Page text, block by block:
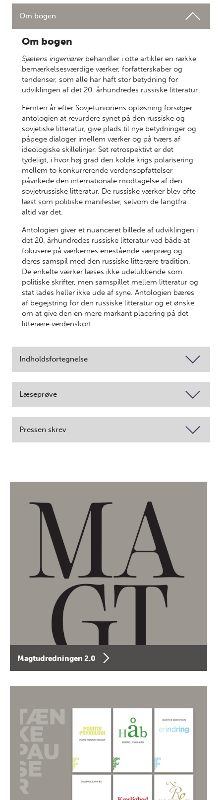
Om bogen
Om bogen
Sjælens ingeniørerbehandler i otte artikler en række
bemærkelsesværdige værker, forfatterskaber og
tendenser, som alle har haft stor betydning for
udviklingen af det 20. århundredes russiske litteratur.
Femten år efter Sovjetunionens opløsning forsøger
antologien at revurdere synet på den russiske og
sovjetiske litteratur, give plads til nye betydninger og
påpege dialoger imellem værker og på tværs af
ideologiske skillelinjer. Set retrospektivt er det
tydeligt, i hvor høj grad den kolde krigs polarisering
mellem to konkurrerende verdensopfattelser
påvirkede den internationale modtagelse af den
sovjetrussiske litteratur. De russiske værker blev ofte
læst som politiske manifester, selvom de langtfra
altid var det.
Antologien giver et nuanceret billede af udviklingen i
det 20. århundredes russiske litteratur ved både at
fokusere på værkernes enestående særpræg og
deres samspil med den russiske litterære tradition.
De enkelte værker læses ikke udelukkende som
politiske skrifter, men samspillet mellem litteratur og
stat lades heller ikke ude af syne. Antologien bæres
af begejstring for den russiske litteratur og et ønske
om at give den en mere markant placering på det
litterære verdenskort.
Indholdsfortegnelse
Læseprøve
Pressen skrev
Magtudredningen 2.0